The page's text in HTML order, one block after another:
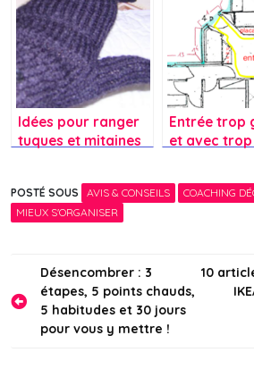
vintage?
Idées pour ranger
tuques et mitaines
Entrée trop
et avec
POSTÉ SOUS AVIS & CONSEILS
COACHING
MIEUX S'ORGANISER
Navigation
de
l’article
Désencombrer : 3
étapes, 5 points chauds,
5 habitudes et 30 jours
pour vous y mettre !
10